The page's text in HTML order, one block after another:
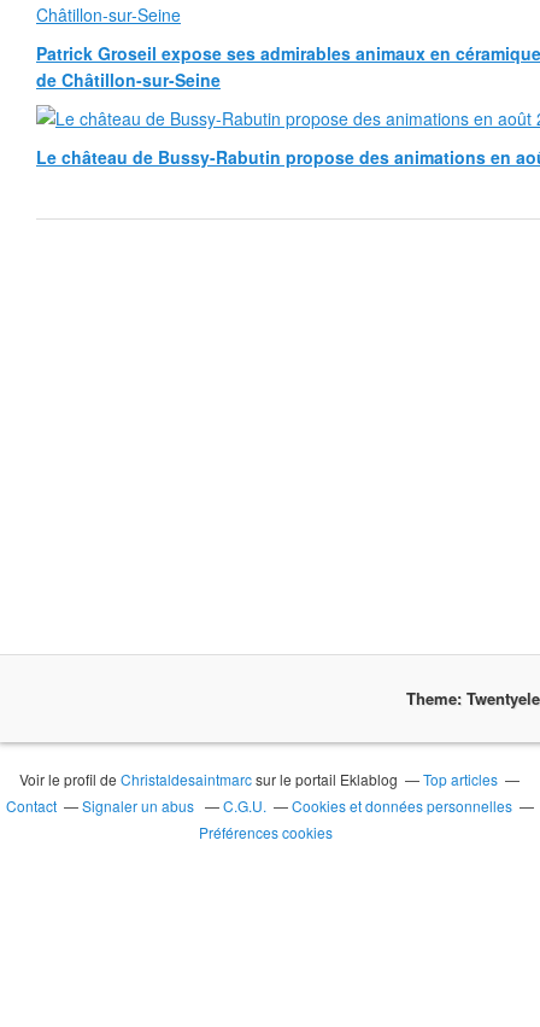
Patrick Groseil expose ses admirables animaux en
de Châtillon-sur-Seine
Le château de Bussy-Rabutin propose des animations en
Theme:
Voir le profil deChristaldesaintmarcsur le portail Eklablog
Top articles
Contact
Signaler un abus C.G.U.
Cookies et données personnelles
Préférences cookies